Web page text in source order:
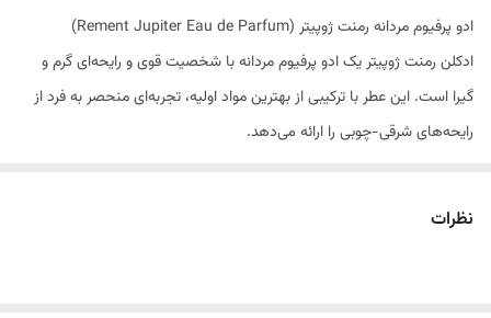
ادو پرفیوم مردانه رمنت ژوپیتر (Rement Jupiter Eau de Parfum)
ادکلن رمنت ژوپیتر یک ادو پرفیوم مردانه با شخصیت قوی و رایحه‌ای گرم و
گیرا است. این عطر با ترکیبی از بهترین مواد اولیه، تجربه‌ای منحصر به فرد از
رایحه‌های شرقی-چوبی را ارائه می‌دهد.
نظرات